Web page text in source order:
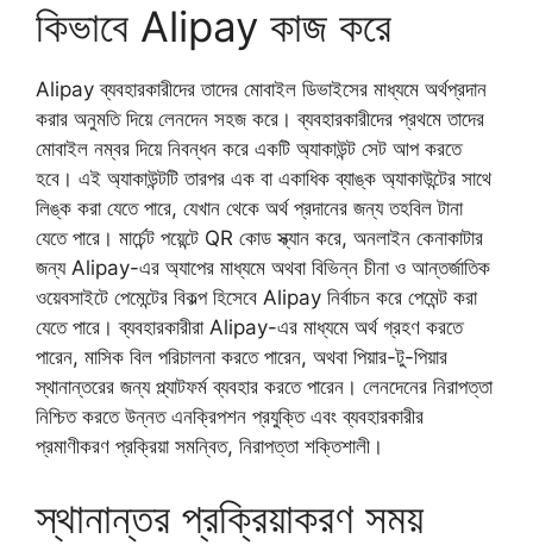
কিভাবে Alipay কাজ করে
Alipay ব্যবহারকারীদের তাদের মোবাইল ডিভাইসের মাধ্যমে অর্থপ্রদান
করার অনুমতি দিয়ে লেনদেন সহজ করে। ব্যবহারকারীদের প্রথমে তাদের
মোবাইল নম্বর দিয়ে নিবন্ধন করে একটি অ্যাকাউন্ট সেট আপ করতে
হবে। এই অ্যাকাউন্টটি তারপর এক বা একাধিক ব্যাঙ্ক অ্যাকাউন্টের সাথে
লিঙ্ক করা যেতে পারে, যেখান থেকে অর্থ প্রদানের জন্য তহবিল টানা
যেতে পারে। মার্চেন্ট পয়েন্টে QR কোড স্ক্যান করে, অনলাইন কেনাকাটার
জন্য Alipay-এর অ্যাপের মাধ্যমে অথবা বিভিন্ন চীনা ও আন্তর্জাতিক
ওয়েবসাইটে পেমেন্টের বিকল্প হিসেবে Alipay নির্বাচন করে পেমেন্ট করা
যেতে পারে। ব্যবহারকারীরা Alipay-এর মাধ্যমে অর্থ গ্রহণ করতে
পারেন, মাসিক বিল পরিচালনা করতে পারেন, অথবা পিয়ার-টু-পিয়ার
স্থানান্তরের জন্য প্ল্যাটফর্ম ব্যবহার করতে পারেন। লেনদেনের নিরাপত্তা
নিশ্চিত করতে উন্নত এনক্রিপশন প্রযুক্তি এবং ব্যবহারকারীর
প্রমাণীকরণ প্রক্রিয়া সমন্বিত, নিরাপত্তা শক্তিশালী।
স্থানান্তর প্রক্রিয়াকরণ সময়